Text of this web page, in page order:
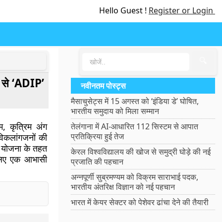
Hello Guest ! Register or Login
‘ADIP’
कृत्रिम अंग
की
के तहत
एक आभासी
नवीनतम पोस्ट्स
मैसाचुसेट्स में 15 अगस्त को ‘इंडिया डे’ घोषित,
भारतीय समुदाय को मिला सम्मान
तेलंगाना में AI-आधारित 112 सिस्टम से आपात
प्रतिक्रिया हुई तेज
केरल विश्वविद्यालय की खोज से समुद्री घोड़े की नई
प्रजाति की पहचान
अन्नपूर्णी सुब्रमण्यम को विक्रम साराभाई पदक,
भारतीय अंतरिक्ष विज्ञान को नई पहचान
भारत में केयर सेक्टर को पेशेवर ढांचा देने की तैयारी